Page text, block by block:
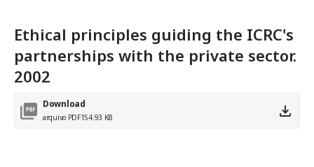
Ethical principles guiding the ICRC's
partnerships with the private sector.
2002
Download
arquivo PDF154.93 KB